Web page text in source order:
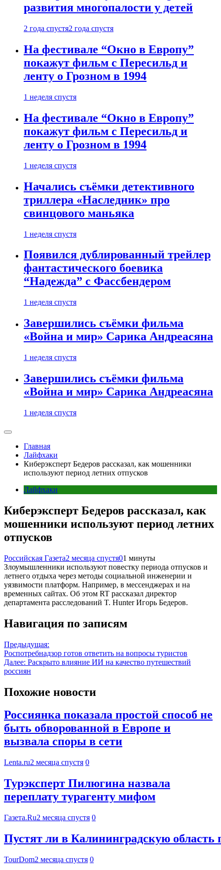
развития многопалости у детей
2 года спустя2 года спустя
На фестивале “Окно в Европу”
покажут фильм с Пересильд и
ленту о Грозном в 1994
1 неделя спустя
На фестивале “Окно в Европу”
покажут фильм с Пересильд и
ленту о Грозном в 1994
1 неделя спустя
Начались съёмки детективного
триллера «Наследник» про
свинцового маньяка
1 неделя спустя
Появился дублированный трейлер
фантастического боевика
“Надежда” с Фассбендером
1 неделя спустя
Завершились съёмки фильма
«Война и мир» Сарика Андреасяна
1 неделя спустя
Завершились съёмки фильма
«Война и мир» Сарика Андреасяна
1 неделя спустя
Главная
Лайфхаки
Киберэксперт Бедеров рассказал, как мошенники
используют период летних отпусков
Лайфхаки
Киберэксперт Бедеров рассказал, как
мошенники используют период летних
отпусков
Российская Газета2 месяца спустя01 минуты
Злоумышленники используют повестку периода отпусков и
летнего отдыха через методы социальной инженерии и
уязвимости платформ. Например, в мессенджерах и на
временных сайтах. Об этом RT рассказал директор
департамента расследований T. Hunter Игорь Бедеров.
Навигация по записям
Предыдущая:
Роспотребнадзор готов ответить на вопросы туристов
Далее: Раскрыто влияние ИИ на качество путешествий
россиян
Похожие новости
Россиянка показала простой способ не
быть обворованной в Европе и
вызвала споры в сети
Lenta.ru2 месяца спустя 0
Турэксперт Пилюгина назвала
переплату турагенту мифом
Газета.Ru2 месяца спустя 0
Пустят ли в Калининградскую область
TourDom2 месяца спустя 0